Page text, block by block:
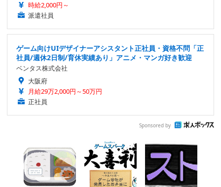
時給2,000円～
派遣社員
ゲーム向けUIデザイナーアシスタント正社員・資格不問「正
社員/週休2日制/育休実績あり」アニメ・マンガ好き歓迎
ベンタス株式会社
大阪府
月給29万2,000円～50万円
正社員
Sponsored by